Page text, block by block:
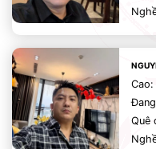
Cao:
Quê